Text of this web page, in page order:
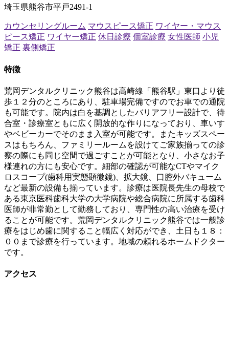
埼玉県熊谷市平戸2491-1
カウンセリングルーム マウスピース矯正 ワイヤー・マウス
ピース矯正 ワイヤー矯正 休日診療 個室診療 女性医師 小児
矯正 裏側矯正
特徴
荒岡デンタルクリニック熊谷は高崎線「熊谷駅」東口より徒
歩１２分のところにあり、駐車場完備ですのでお車での通院
も可能です。院内は白を基調としたバリアフリー設計で、待
合室・診療室ともに広く開放的な作りになっており、車いす
やベビーカーでそのまま入室が可能です。またキッズスペー
スはもちろん、ファミリールームを設けてご家族揃っての診
察の際にも同じ空間で過ごすことが可能となり、小さなお子
様連れの方にも安心です。細部の確認が可能なCTやマイク
ロスコープ(歯科用実態顕微鏡)、拡大鏡、口腔外バキューム
など最新の設備も揃っています。診療は医院長先生の母校で
ある東京医科歯科大学の大学病院や総合病院に所属する歯科
医師が非常勤として勤務しており、専門性の高い治療を受け
ることが可能です。荒岡デンタルクリニック熊谷では一般診
療をはじめ歯に関すること幅広く対応ができ、土日も１８：
００まで診療を行っています。地域の頼れるホームドクター
です。
アクセス